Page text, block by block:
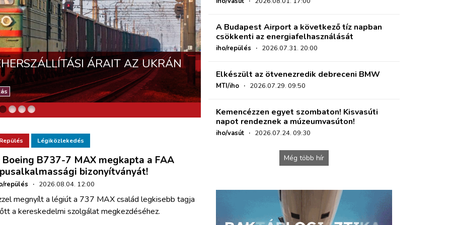
ÁRAIT AZ UKRÁN
GYAKORLATÁNAK!
ÚJ CAF-VILLAMOS SZÁLLÍT
TÍZ OKULÁRÉST
Repülés Légiközlekedés
Boeing B737-7 MAX megkapta a FAA
bizonyítványát!
repülés · 2026.08.04. 12:00
megnyílt a légiút a 737 MAX család legkisebb tagja
a kereskedelmi szolgálat megkezdéséhez.
A Budapest Airport a következő tíz napban
csökkenti az energiafelhasználását
iho/repülés · 2026.07.31. 20:00
Elkészült az ötvenezredik debreceni BMW
MTI/iho · 2026.07.29. 09:50
Kemencézzen egyet szombaton! Kisvasúti
napot rendeznek a múzeumvasúton!
iho/vasút · 2026.07.24. 09:30
Még több hír